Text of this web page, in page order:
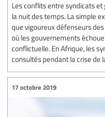
Les conflits entre syndicats
la nuit des temps. La simple
que vigoureux défenseurs
où les gouvernements
conflictuelle. En Afrique, les
consultés pendant la crise de
17 octobre 2019